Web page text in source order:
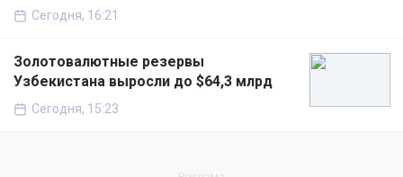
Сегодня, 16:21
Золотовалютные резервы
Узбекистана выросли до $64,3 млрд
Сегодня, 15:23